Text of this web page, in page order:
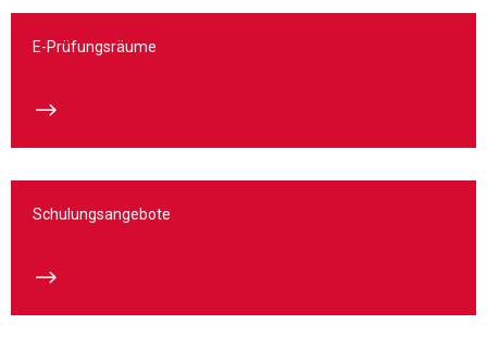
E-Prüfungsräume
$
Schulungsangebote
$